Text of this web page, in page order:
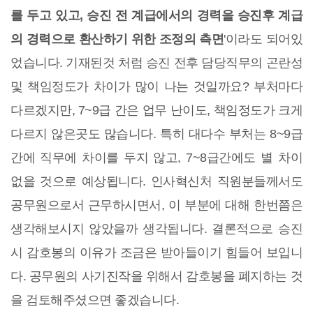
를 두고 있고, 승진 전 계급에서의 경력을 승진후 계급
의 경력으로 환산하기 위한 조정의 측면'이라도 되어있
었습니다. 기재된것 처럼 승진 전후 담당직무의 곤란성
및 책임정도가 차이가 많이 나는 것일까요? 부처마다
다르겠지만, 7~9급 간은 업무 난이도, 책임정도가 크게
다르지 않은곳도 많습니다. 특히 대다수 부처는 8~9급
간에 직무에 차이를 두지 않고, 7~8급간에도 별 차이
없을 것으로 예상됩니다. 인사혁신처 직원분들께서도
공무원으로서 근무하시면서, 이 부분에 대해 한번쯤은
생각해보시지 않았을까 생각됩니다. 결론적으로 승진
시 감호봉의 이유가 조금은 받아들이기 힘들어 보입니
다. 공무원의 사기진작을 위해서 감호봉을 폐지하는 것
을 검토해주셨으면 좋겠습니다.